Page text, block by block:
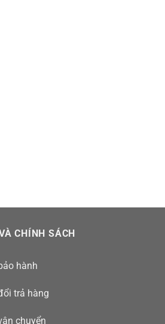
CHÍNH SÁCH
hành
trả hàng
chuyển